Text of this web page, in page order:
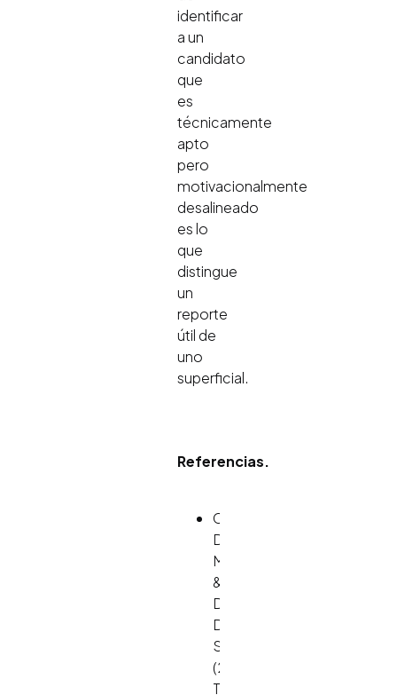
identificar
a un
candidato
que
es
técnicamente
apto
pero
motivacionalmente
desalineado
es lo
que
distingue
un
reporte
útil de
uno
superficial.
Referencias.
Cable,
D.
M.,
&
DeRue,
D.
S.
(2002).
The